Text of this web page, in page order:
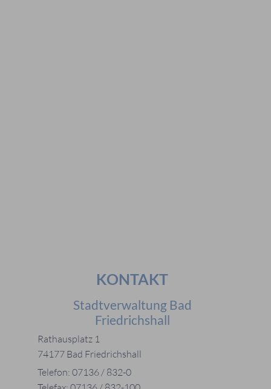
KONTAKT
Stadtverwaltung Bad
Friedrichshall
Rathausplatz 1
74177 Bad Friedrichshall
Telefon: 07136 / 832-0